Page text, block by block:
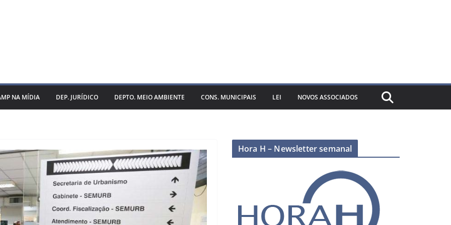
NA MÍDIA DEP. JURÍDICO DEPTO. MEIO AMBIENTE CONS. MUNICIPAIS LEI NOVOS ASSOCIADOS
Hora H – Newsletter semanal